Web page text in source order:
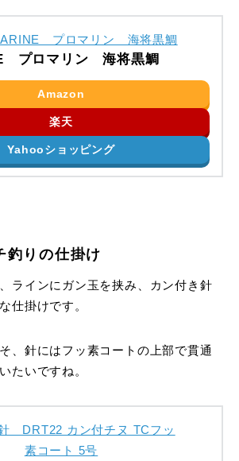
プロマリン 海将黒鯛
Amazon
楽天
Yahooショッピング
釣りの仕掛け
ラインにガン玉を挟み、カン付き針
仕掛けです。
、針にはフッ素コートの上部で貫通
たいですね。